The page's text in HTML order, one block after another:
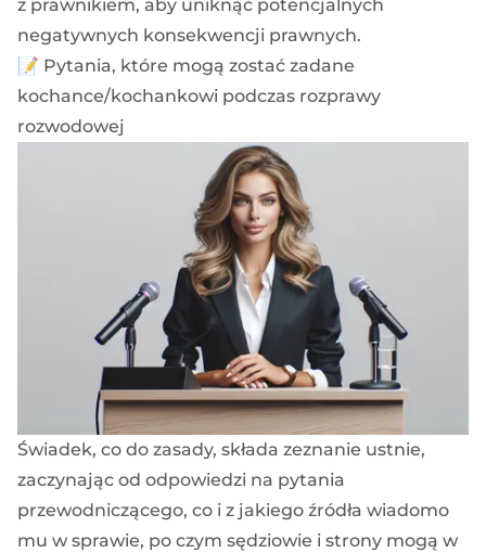
z prawnikiem, aby uniknąć potencjalnych
negatywnych konsekwencji prawnych.
📝 Pytania, które mogą zostać zadane
kochance/kochankowi podczas rozprawy
rozwodowej
Świadek, co do zasady, składa zeznanie ustnie,
zaczynając od odpowiedzi na pytania
przewodniczącego, co i z jakiego źródła wiadomo
mu w sprawie, po czym sędziowie i strony mogą w